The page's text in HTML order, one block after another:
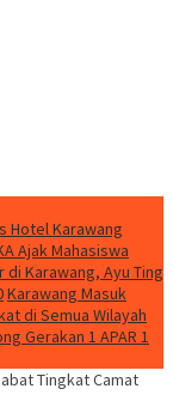
Hotel Karawang
Ajak Mahasiswa
di Karawang, Ayu Ting
Karawang Masuk
di Semua Wilayah
Gerakan 1 APAR 1
Tingkat Camat